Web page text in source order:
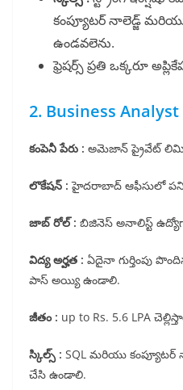
కంప్యూటర్ నాలెడ్జ్
ఉండవలెను.
ఫ్రెషర్స్ ప్రతి ఒక్కరూ
2. Business Analyst
కంపెనీ పేరు : అమెజాన్ ప్రైవేట్
లొకేషన్ :హైదరాబాద్ ఆఫీసులో
జాబ్ రోల్ : బిజినెస్ అనాలిస్ట్
విద్య అర్హత : ఏదైనా గుర్తింపు
పాస్ అయ్యి ఉండాలి.
జీతం : up to Rs. 5.6 LPA
స్కిల్స్ : SQL మరియు
చేసి ఉండాలి.